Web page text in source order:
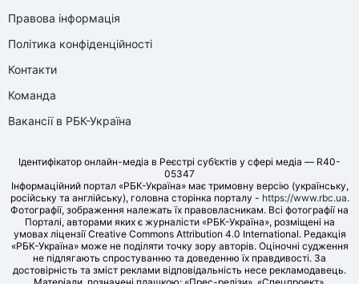
Правова інформація
Політика конфіденційності
Контакти
Команда
Вакансії в РБК-Україна
Ідентифікатор онлайн-медіа в Реєстрі суб’єктів у сфері медіа — R40-
05347
Інформаційний портал «РБК-Україна» має тримовну версію (українську,
російську та англійську), головна сторінка порталу - https://www.rbc.ua.
Фотографії, зображення належать їх правовласникам. Всі фотографії на
Порталі, авторами яких є журналісти «РБК-Україна», розміщені на
умовах ліцензії Creative Commons Attribution 4.0 International. Редакція
«РБК-Україна» може не поділяти точку зору авторів. Оціночні судження
не підлягають спростуванню та доведенню їх правдивості. За
достовірність та зміст реклами відповідальність несе рекламодавець.